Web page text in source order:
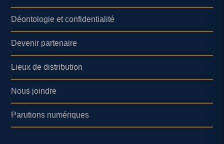
Déontologie et confidentialité
Devenir partenaire
Lieux de distribution
Nous joindre
Parutions numériques